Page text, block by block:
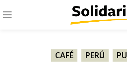
CAFÉ PERÚ